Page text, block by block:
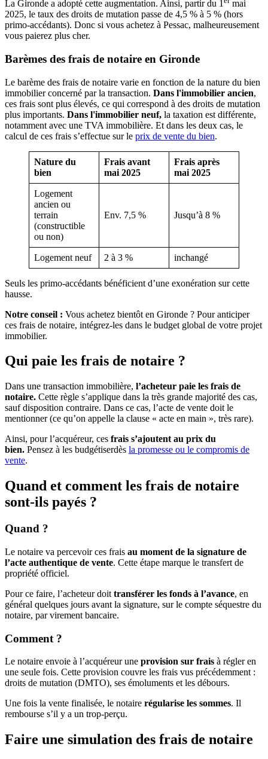
La Gironde a adopté cette augmentation. Ainsi, partir du 1
mai
2025, le taux des droits de mutation passe de 4,5 % à 5 % (hors
primo-accédants). Donc si vous achetez à Pessac, malheureusement
vous paierez plus cher.
Barèmes des frais de notaire en Gironde
Le barème des frais de notaire varie en fonction de la nature du bien
immobilier concerné par la transaction. Dans l'immobilier ancien,
ces frais sont plus élevés, ce qui correspond à des droits de mutation
plus importants. Dans l'immobilier neuf, la taxation est différente,
notamment avec une TVA immobilière. Et dans les deux cas, le
calcul de ces frais s’effectue sur le prix de vente du bien.
Nature du
bien
Frais avant
mai 2025
Frais après
mai 2025
Logement
ancien ou
terrain
(constructible
ou non)
Env. 7,5 % Jusqu’à 8 %
Logement neuf 2 à 3 % inchangé
Seuls les primo-accédants bénéficient d’une exonération sur cette
hausse.
Notre conseil : Vous achetez bientôt en Gironde ? Pour anticiper
ces frais de notaire, intégrez-les dans le budget global de votre projet
immobilier.
Qui paie les frais de notaire ?
Dans une transaction immobilière, l’acheteur paie les frais de
notaire. Cette règle s’applique dans la très grande majorité des cas,
sauf disposition contraire. Dans ce cas, l’acte de vente doit le
mentionner (ce qu’on appelle la clause « acte en main », très rare).
Ainsi, pour l’acquéreur, ces frais s’ajoutent au prix du
bien. Pensez à les budgétiserdès la promesse ou le compromis de
vente.
Quand et comment les frais de notaire
sont-ils payés ?
Quand ?
Le notaire va percevoir ces frais au moment de la signature de
l’acte authentique de vente. Cette étape marque le transfert de
propriété officiel.
Pour ce faire, l’acheteur doit transférer les fonds à l’avance, en
général quelques jours avant la signature, sur le compte séquestre du
notaire, par virement bancaire.
Comment ?
Le notaire envoie à l’acquéreur une provision sur frais à régler en
une seule fois. Cette provision couvre les frais vus précédemment :
droits de mutation (DMTO), ses émoluments et les débours.
Une fois la vente finalisée, le notaire régularise les sommes. Il
rembourse s’il y a un trop-perçu.
Faire une simulation des frais de notaire